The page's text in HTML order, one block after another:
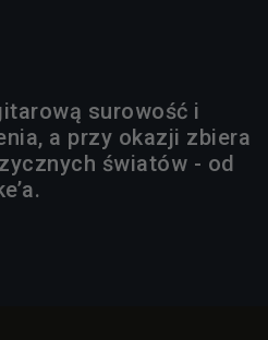
surowość i
a przy okazji zbiera
światów - od